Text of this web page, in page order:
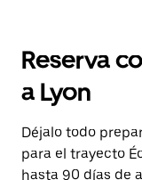
calendario
seleccionar
fecha.
Pulsa
el
botón
Reserva
a Lyon
Déjalo todo
para el trayecto
hasta 90 días de